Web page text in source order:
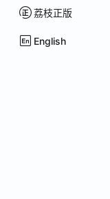
荔枝正版
English